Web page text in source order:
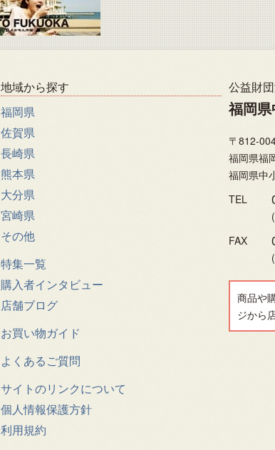
地域から探す
福岡県
佐賀県
長崎県
熊本県
大分県
宮崎県
その他
特集一覧
購入者インタビュー
店舗ブログ
お買い物ガイド
よくあるご質問
サイトのリンクについて
個人情報保護方針
利用規約
公益財
福岡
〒812-
福岡県福
福岡県中
TEL
FAX
商品や
ジから